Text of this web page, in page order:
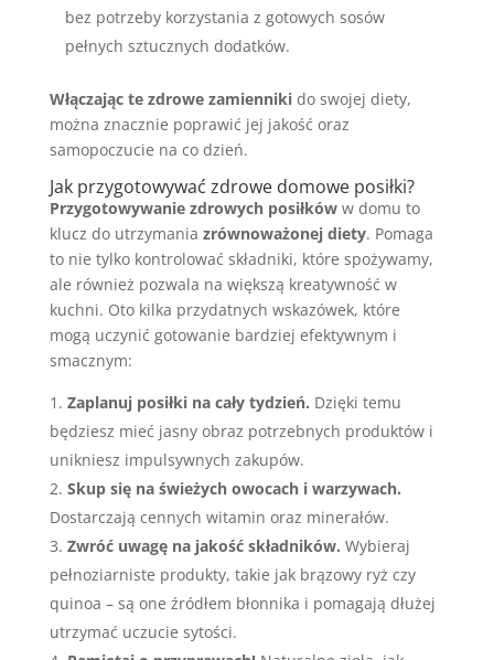
bez potrzeby korzystania z gotowych sosów
pełnych sztucznych dodatków.
Włączając te zdrowe zamiennikido swojej diety,
można znacznie poprawić jej jakość oraz
samopoczucie na co dzień.
Jak przygotowywać zdrowe domowe posiłki?
Przygotowywanie zdrowych posiłkóww domu to
klucz do utrzymania zrównoważonej diety. Pomaga
to nie tylko kontrolować składniki, które spożywamy,
ale również pozwala na większą kreatywność w
kuchni. Oto kilka przydatnych wskazówek, które
mogą uczynić gotowanie bardziej efektywnym i
smacznym:
Zaplanuj posiłki na cały tydzień. Dzięki temu
będziesz mieć jasny obraz potrzebnych produktów i
unikniesz impulsywnych zakupów.
Skup się na świeżych owocach i warzywach.
Dostarczają cennych witamin oraz minerałów.
Zwróć uwagę na jakość składników. Wybieraj
pełnoziarniste produkty, takie jak brązowy ryż czy
quinoa – są one źródłem błonnika i pomagają dłużej
utrzymać uczucie sytości.